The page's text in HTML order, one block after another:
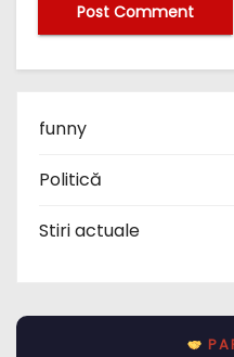
funny
Politică
Stiri actuale